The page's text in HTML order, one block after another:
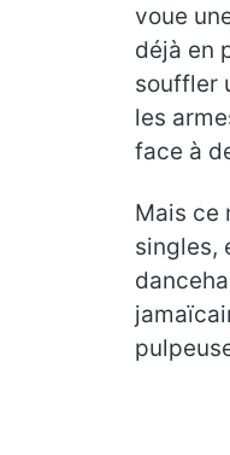
voue
déjà en
souffler
les
face à
Mais ce
singles,